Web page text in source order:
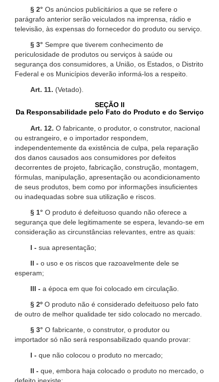
§ 2° Os anúncios publicitários a que se refere o
parágrafo anterior serão veiculados na imprensa, rádio e
televisão, às expensas do fornecedor do produto ou serviço.
§ 3° Sempre que tiverem conhecimento de
periculosidade de produtos ou serviços à saúde ou
segurança dos consumidores, a União, os Estados, o Distrito
Federal e os Municípios deverão informá-los a respeito.
Art. 11. (Vetado).
SEÇÃO II
Da Responsabilidade pelo Fato do Produto e do Serviço
Art. 12. O fabricante, o produtor, o construtor, nacional
ou estrangeiro, e o importador respondem,
independentemente da existência de culpa, pela reparação
dos danos causados aos consumidores por defeitos
decorrentes de projeto, fabricação, construção, montagem,
fórmulas, manipulação, apresentação ou acondicionamento
de seus produtos, bem como por informações insuficientes
ou inadequadas sobre sua utilização e riscos.
§ 1° O produto é defeituoso quando não oferece a
segurança que dele legitimamente se espera, levando-se em
consideração as circunstâncias relevantes, entre as quais:
I - sua apresentação;
II - o uso e os riscos que razoavelmente dele se
esperam;
III - a época em que foi colocado em circulação.
§ 2º O produto não é considerado defeituoso pelo fato
de outro de melhor qualidade ter sido colocado no mercado.
§ 3° O fabricante, o construtor, o produtor ou
importador só não será responsabilizado quando provar:
I - que não colocou o produto no mercado;
II - que, embora haja colocado o produto no mercado, o
defeito inexiste;